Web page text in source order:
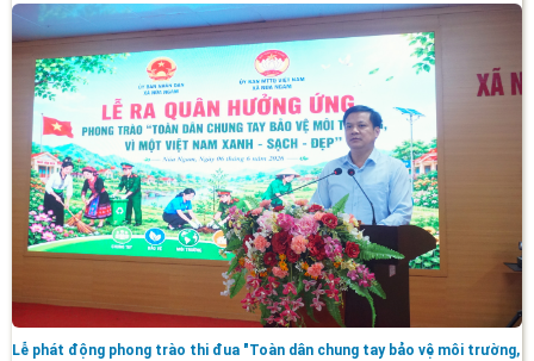
Lễ phát động phong trào thi đua "Toàn dân chung tay bảo vệ môi trường,